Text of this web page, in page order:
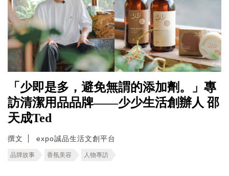
「少即是多，避免無謂的添加劑。」專
訪清潔用品品牌——少少生活創辦人 邵
天成Ted
撰文 expo誠品生活文創平台
品牌故事 香氛美容 人物專訪